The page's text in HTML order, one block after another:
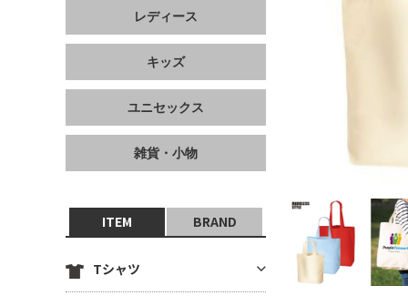
レディース
キッズ
ユニセックス
雑貨・小物
ITEM BRAND
Tシャツ